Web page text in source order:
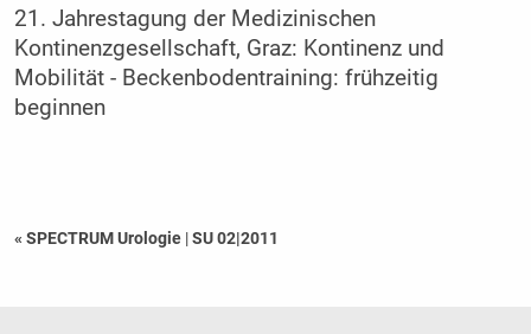
21. Jahrestagung der Medizinischen
Kontinenzgesellschaft, Graz: Kontinenz und
Mobilität - Beckenbodentraining: frühzeitig
beginnen
« SPECTRUM Urologie |SU 02|2011